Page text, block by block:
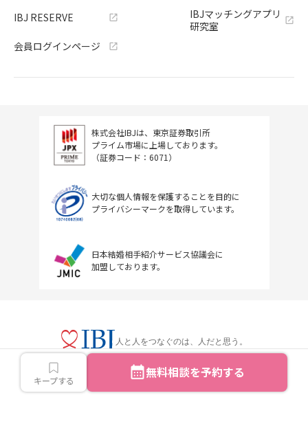
キープする 無料相談を予約する
IBJ RESERVE
会員ログインページ
IBJマッチングアプリ
研究室
株式会社IBJは、東京証券取引所
プライム市場に上場しております。
（証券コード：6071）
大切な個人情報を保護することを目的に
プライバシーマークを取得しています。
日本結婚相手紹介サービス協議会に
加盟しております。
人と人をつなぐのは、人だと思う。